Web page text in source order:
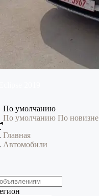
По умолчанию
По умолчанию По новизне
Главная
Автомобили